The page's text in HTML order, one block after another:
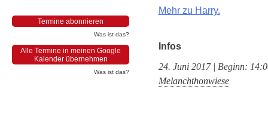
Mehr zu Harry.
Infos
24. Juni 2017 | Beginn:
Melanchthonwiese
Termine abonnieren
Was ist das?
Alle Termine in meinen Google
Kalender übernehmen
Was ist das?